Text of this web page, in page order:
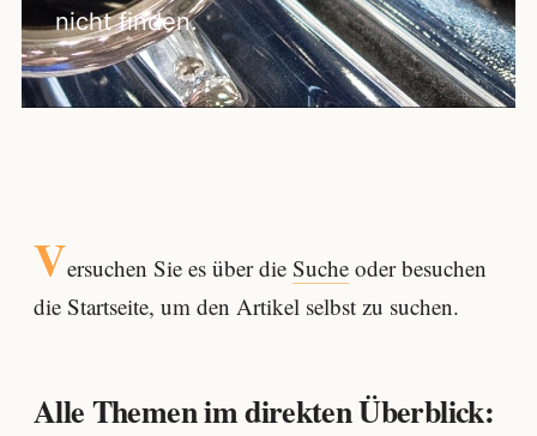
nicht finden.
Versuchen Sie es über die Sucheoder besuchen
die Startseite, um den Artikel selbst zu suchen.
Alle Themen im direkten Überblick: